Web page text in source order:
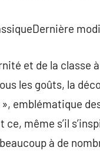
et de la
les goûts, la
emblématique
même s’il
à de